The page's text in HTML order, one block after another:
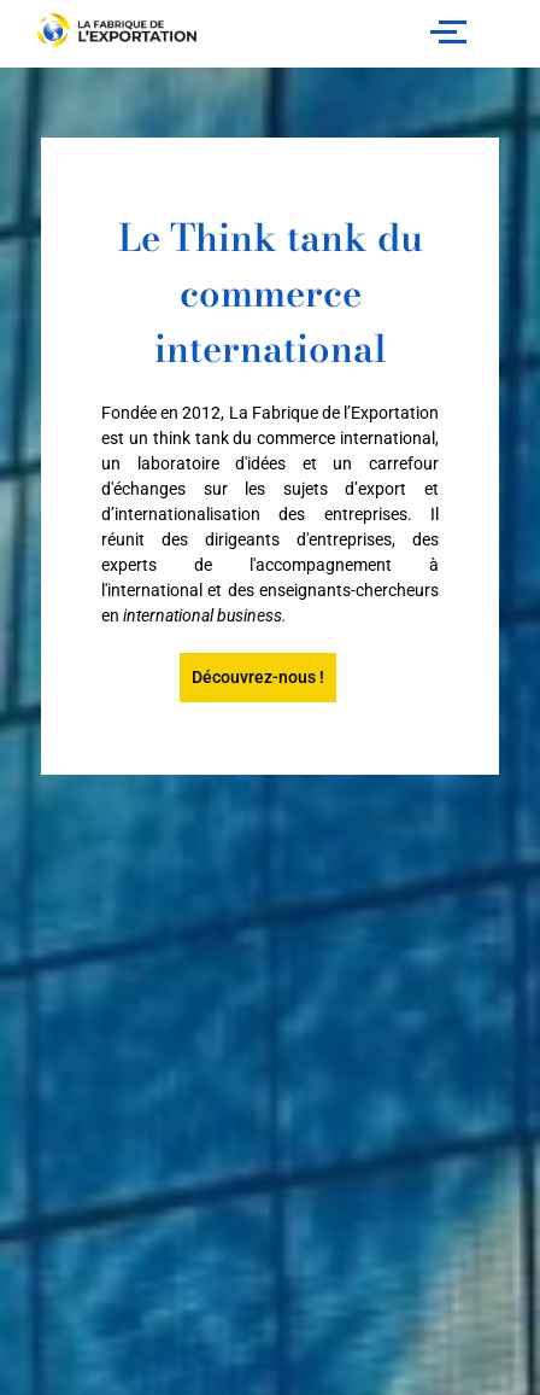
Le Think tank du
commerce
international
Fondée en 2012, La Fabrique de l’Exportation
est un think tank du commerce international,
un laboratoire d'idées et un carrefour
d'échanges sur les sujets d’export et
d’internationalisation des entreprises. Il
réunit des dirigeants d'entreprises, des
experts de l'accompagnement à
l'international et des enseignants-chercheurs
en international business.
Découvrez-nous !